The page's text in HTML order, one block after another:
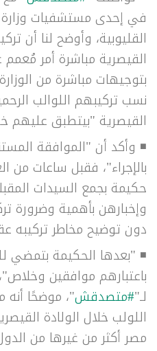
في إحدى مستشفيات
القليوبية، وأوضح لنا أن
القيصرية مباشرة أمر
بتوجيهات مباشرة من
نسب تركيبهم اللوالب
القيصرية "بيتطبق عليهم
◾ وأكد أن "الموافقة
بالإجراء"، فقبل ساعات من
حكيمة بجمع السيدات
وإخبارهن بأهمية وضرورة
دون توضيح مخاطر تركيبه
◾
باعتبارهم موافقين
لـ"#متصدقش"، موضحًا أنه
اللولب خلال الولادة
مصر أكثر من غيرها من